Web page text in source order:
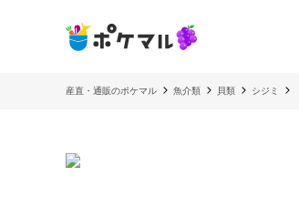
産直・通販のポケマル 魚介類 貝類 シジミ